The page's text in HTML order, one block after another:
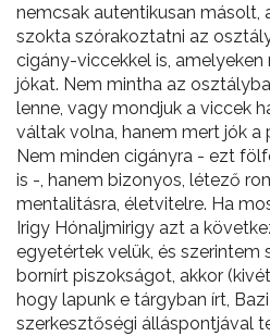
nemcsak autentikusan másolt,
szokta szórakoztatni az
cigány-viccekkel is,
jókat. Nem mintha az
lenne, vagy mondjuk a viccek
váltak volna, hanem mert jók a
Nem minden cigányra - ezt
is -, hanem bizonyos, létező
mentalitásra, életvitelre. Ha
Irigy Hónaljmirigy azt a
egyetértek velük, és szerintem
bornírt piszokságot, akkor
hogy lapunk e tárgyban írt,
szerkesztőségi álláspontjával